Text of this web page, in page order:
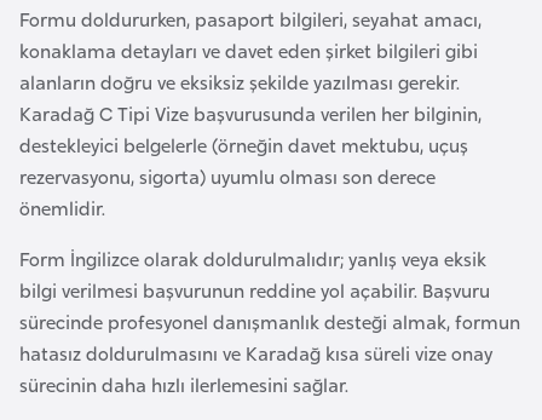
Formu doldururken, pasaport bilgileri, seyahat amacı,
konaklama detayları ve davet eden şirket bilgileri gibi
alanların doğru ve eksiksiz şekilde yazılması gerekir.
Karadağ C Tipi Vize başvurusunda verilen her bilginin,
destekleyici belgelerle (örneğin davet mektubu, uçuş
rezervasyonu, sigorta) uyumlu olması son derece
önemlidir.
Form İngilizce olarak doldurulmalıdır; yanlış veya eksik
bilgi verilmesi başvurunun reddine yol açabilir. Başvuru
sürecinde profesyonel danışmanlık desteği almak, formun
hatasız doldurulmasını ve Karadağ kısa süreli vize onay
sürecinin daha hızlı ilerlemesini sağlar.
a
n
G
u
y
a
a
H
i